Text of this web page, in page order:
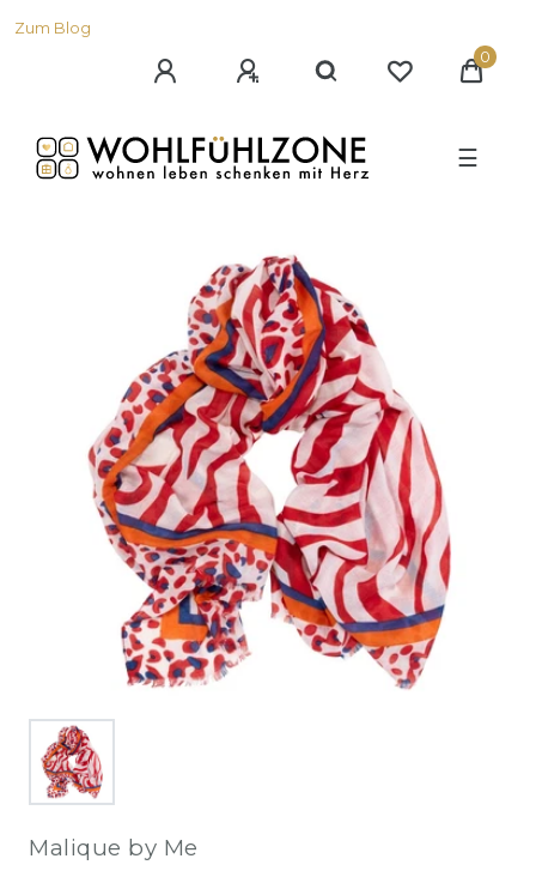
Zum Blog
0
☰
Malique by Me